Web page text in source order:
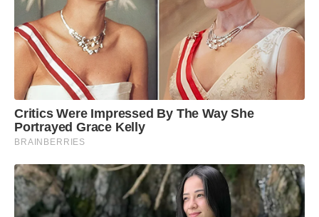
Critics Were Impressed By The Way She
Portrayed Grace Kelly
BRAINBERRIES